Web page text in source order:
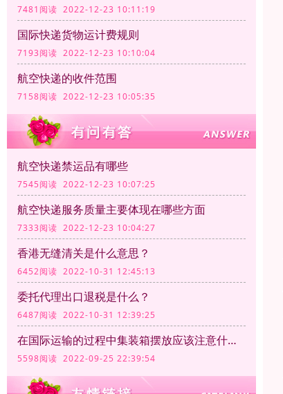
7481阅读 2022-12-23 10:11:19
国际快递货物运计费规则
7193阅读 2022-12-23 10:10:04
航空快递的收件范围
7158阅读 2022-12-23 10:05:35
航空快递禁运品有哪些
7545阅读 2022-12-23 10:07:25
航空快递服务质量主要体现在哪些方面
7333阅读 2022-12-23 10:04:27
香港无缝清关是什么意思？
6452阅读 2022-10-31 12:45:13
委托代理出口退税是什么？
6487阅读 2022-10-31 12:39:25
在国际运输的过程中集装箱摆放应该注意什么？
5598阅读 2022-09-25 22:39:54